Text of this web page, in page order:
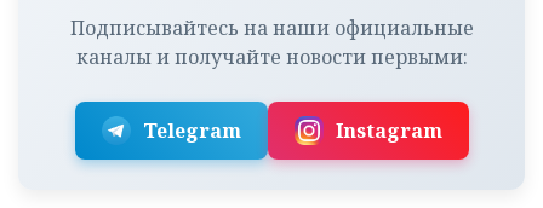
Подписывайтесь на наши официальные
каналы и получайте новости первыми:
Telegram Instagram